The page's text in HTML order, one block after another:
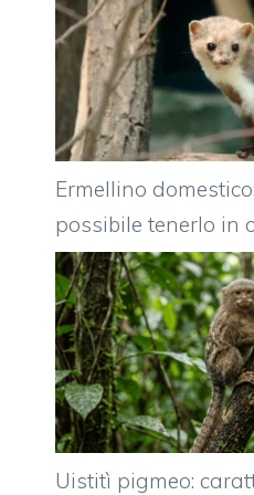
Ermellino
possibile tenerlo in
Uistitì pigmeo: